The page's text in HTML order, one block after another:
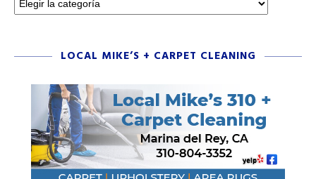
LOCAL MIKE’S + CARPET CLEANING